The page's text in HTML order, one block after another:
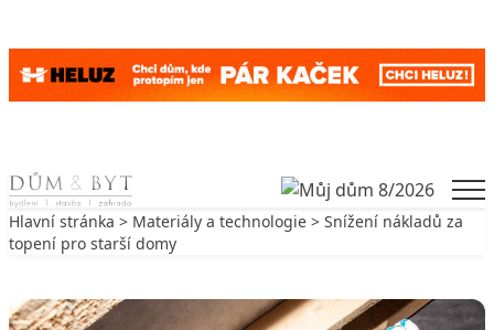
Skip to content
Hlavní stránka > Materiály a technologie > Snížení nákladů za
topení pro starší domy